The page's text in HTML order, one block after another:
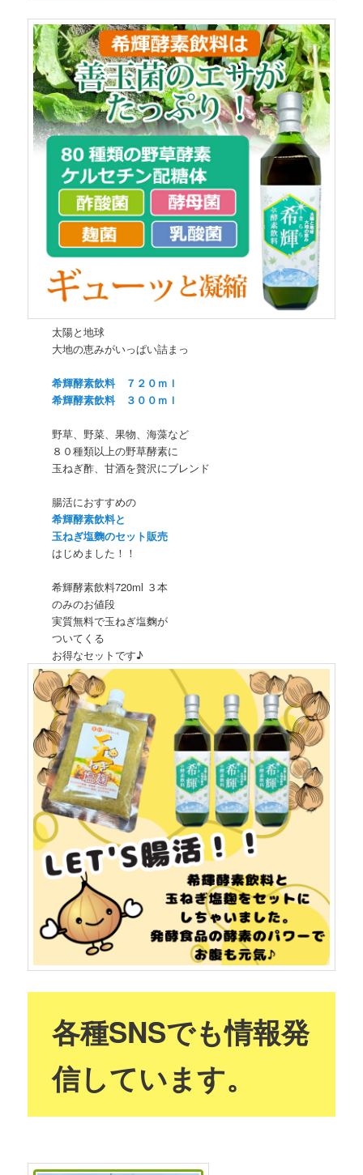
太陽と地球
大地の恵みがいっぱい詰まっ
希輝酵素飲料 ７２０ｍｌ
希輝酵素飲料 ３００ｍｌ
野草、野菜、果物、海藻など
８０種類以上の野草酵素に
玉ねぎ酢、甘酒を贅沢にブレンド
腸活におすすめの
希輝酵素飲料と
玉ねぎ塩麴のセット販売
はじめました！！
希輝酵素飲料720ml ３本
のみのお値段
実質無料で玉ねぎ塩麴が
ついてくる
お得なセットです♪
各種SNSでも情報発
信しています。